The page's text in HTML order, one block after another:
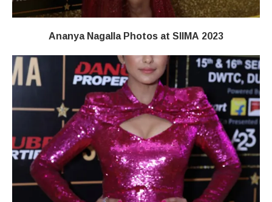
Ananya Nagalla Photos at SIIMA 2023